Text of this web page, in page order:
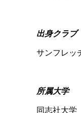
出身クラブ
サンフレッ
所属大学
同志社大学